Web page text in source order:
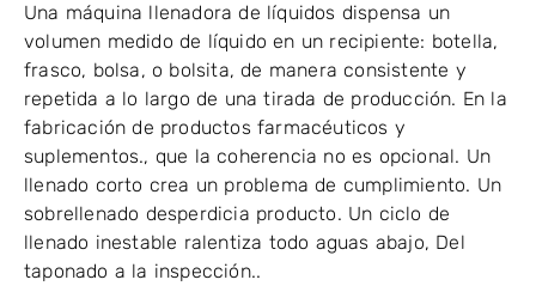
Una máquina llenadora de líquidos dispensa un
volumen medido de líquido en un recipiente: botella,
frasco, bolsa, o bolsita, de manera consistente y
repetida a lo largo de una tirada de producción. En la
fabricación de productos farmacéuticos y
suplementos., que la coherencia no es opcional. Un
llenado corto crea un problema de cumplimiento. Un
sobrellenado desperdicia producto. Un ciclo de
llenado inestable ralentiza todo aguas abajo, Del
taponado a la inspección..